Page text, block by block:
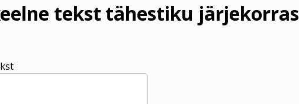
tekst tähestiku järjekorras